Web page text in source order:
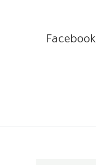
Facebook